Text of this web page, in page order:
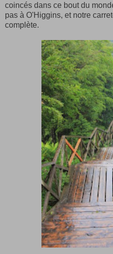
coincés dans ce bout du
pas à O'Higgins, et notre
complète.